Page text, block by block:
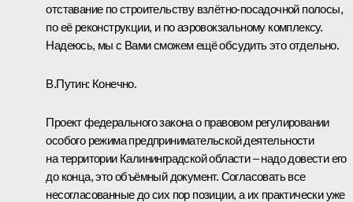
отставание по строительству взлётно-посадочной полосы,
по её реконструкции, и по аэровокзальному комплексу.
Надеюсь, мы с Вами сможем ещё обсудить это отдельно.
В.Путин: Конечно.
Проект федерального закона о правовом регулировании
особого режима предпринимательской деятельности
на территории Калининградской области – надо довести его
до конца, это объёмный документ. Согласовать все
несогласованные до сих пор позиции, а их практически уже